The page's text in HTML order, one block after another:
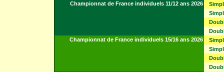
Championnat de France individuels 11/12 ans 2026
Championnat de France individuels 15/16 ans 2026